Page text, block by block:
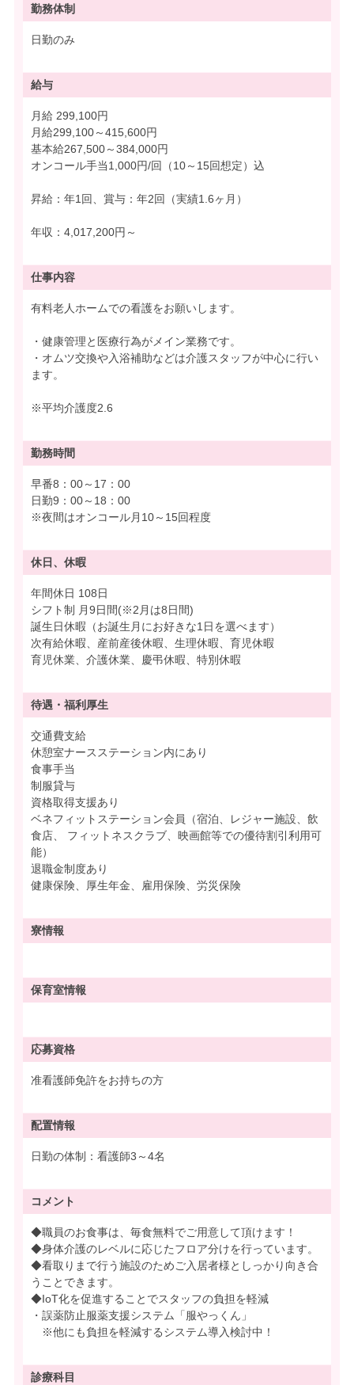
勤務体制
日勤のみ
給与
月給 299,100円
月給299,100～415,600円
基本給267,500～384,000円
オンコール手当1,000円/回（10～15回想定）込
昇給：年1回、賞与：年2回（実績1.6ヶ月）
年収：4,017,200円～
仕事内容
有料老人ホームでの看護をお願いします。
・健康管理と医療行為がメイン業務です。
・オムツ交換や入浴補助などは介護スタッフが中心に行い
ます。
※平均介護度2.6
勤務時間
早番8：00～17：00
日勤9：00～18：00
※夜間はオンコール月10～15回程度
休日、休暇
年間休日 108日
シフト制 月9日間(※2月は8日間)
誕生日休暇（お誕生月にお好きな1日を選べます）
次有給休暇、産前産後休暇、生理休暇、育児休暇
育児休業、介護休業、慶弔休暇、特別休暇
待遇・ 福利厚生
交通費支給
休憩室ナースステーション内にあり
食事手当
制服貸与
資格取得支援あり
ベネフィットステーション会員（宿泊、レジャー施設、飲
食店、 フィットネスクラブ、映画館等での優待割引利用可
能）
退職金制度あり
健康保険、厚生年金、雇用保険、労災保険
寮情報
保育室情報
応募資格
准看護師免許をお持ちの方
配置情報
日勤の体制：看護師3～4名
コメント
◆職員のお食事は、毎食無料でご用意して頂けます！
◆身体介護のレベルに応じたフロア分けを行っています。
◆看取りまで行う施設のためご入居者様としっかり向き合
うことできます。
◆IoT化を促進することでスタッフの負担を軽減
・誤薬防止服薬支援システム「服やっくん」
※他にも負担を軽減するシステム導入検討中！
診療科目